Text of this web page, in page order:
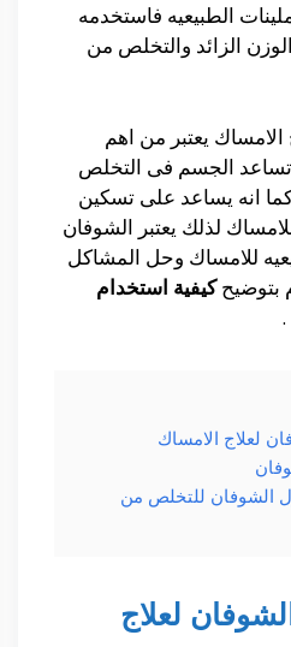
الطبيعيه فاستخدمه
الزائد والتخلص من
يعتبر من اهم
تساعد الجسم فى التخلص
انه يساعد على تسكين
لذلك يعتبر الشوفان
للامساك وحل المشاكل
بتوضيحكيفية استخدام
.
لعلاج الامساك
الشوفان للتخلص من
لعلاج